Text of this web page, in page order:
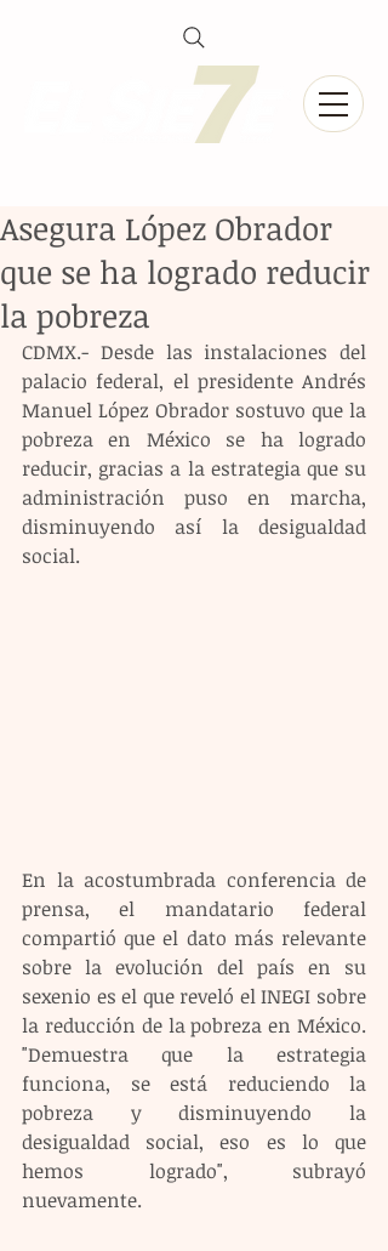
Asegura López Obrador
que se ha logrado reducir
la pobreza
CDMX.- Desde las instalaciones del
palacio federal, el presidente Andrés
Manuel López Obrador sostuvo que la
pobreza en México se ha logrado
reducir, gracias a la estrategia que su
administración puso en marcha,
disminuyendo así la desigualdad
social.
En la acostumbrada conferencia de
prensa, el mandatario federal
compartió que el dato más relevante
sobre la evolución del país en su
sexenio es el que reveló el INEGI sobre
la reducción de la pobreza en México.
"Demuestra que la estrategia
funciona, se está reduciendo la
pobreza y disminuyendo la
desigualdad social, eso es lo que
hemos logrado", subrayó
nuevamente.